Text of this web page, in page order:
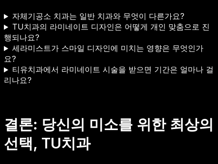
자체기공소 치과는 일반 치과와 무엇이 다른가요?
TU치과의 라미네이트 디자인은 어떻게 개인 맞춤으로 진
행되나요?
세라미스트가 스마일 디자인에 미치는 영향은 무엇인가
요?
티유치과에서 라미네이트 시술을 받으면 기간은 얼마나 걸
리나요?
결론: 당신의 미소를 위한 최상의
선택, TU치과